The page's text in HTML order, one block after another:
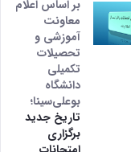
بر اساس اعلام
معاونت
آموزشی و
تحصیلات
تکمیلی
دانشگاه
بوعلی‌سینا؛
تاریخ جدید
برگزاری